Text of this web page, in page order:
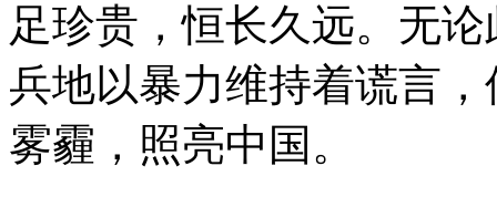
足珍贵，恒长久远。无
兵地以暴力维持着谎言
雾霾，照亮中国。